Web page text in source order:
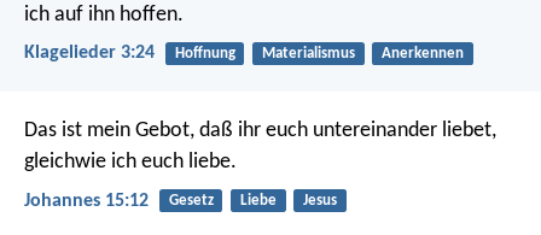
ich auf ihn hoffen.
Klagelieder 3:24 Hoffnung Materialismus Anerkennen
Das ist mein Gebot, daß ihr euch untereinander liebet,
gleichwie ich euch liebe.
Johannes 15:12 Gesetz Liebe Jesus